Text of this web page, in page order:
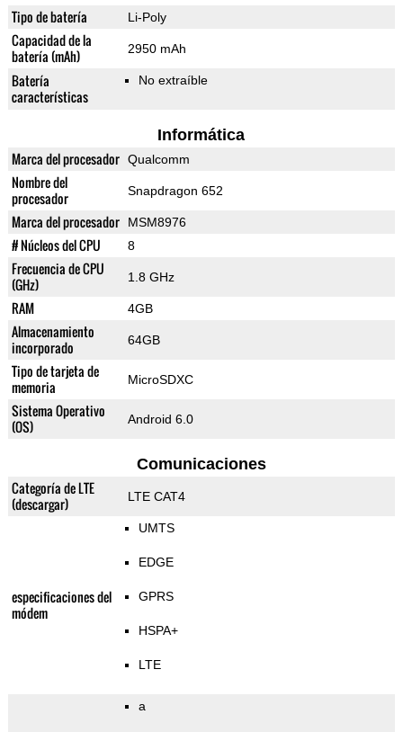
Tipo de batería Li-Poly
Capacidad de la
batería (mAh)
2950 mAh
Batería
características
No extraíble
Informática
Marca del procesador Qualcomm
Nombre del
procesador
Snapdragon 652
Marca del procesador MSM8976
# Núcleos del CPU 8
Frecuencia de CPU
(GHz)
1.8 GHz
RAM 4GB
Almacenamiento
incorporado
64GB
Tipo de tarjeta de
memoria
MicroSDXC
Sistema Operativo
(OS)
Android 6.0
Comunicaciones
Categoría de LTE
(descargar)
LTE CAT4
especificaciones del
módem
UMTS
EDGE
GPRS
HSPA+
LTE
a